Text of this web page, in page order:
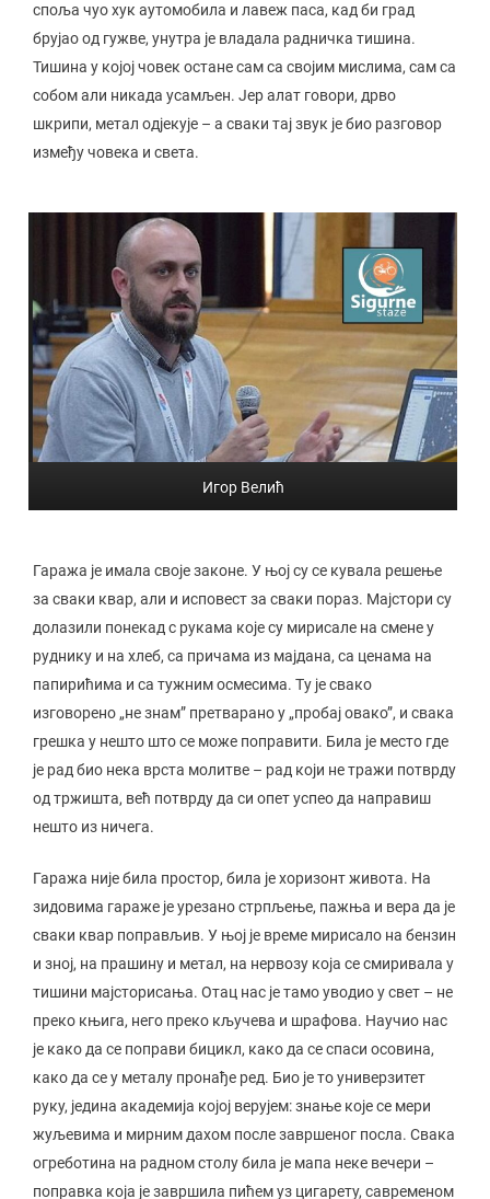
споља чуо хук аутомобила и лавеж паса, кад би град
брујао од гужве, унутра је владала радничка тишина.
Тишина у којој човек остане сам са својим мислима, сам са
собом али никада усамљен. Јер алат говори, дрво
шкрипи, метал одјекује – а сваки тај звук је био разговор
између човека и света.
Игор Велић
Гаража је имала своје законе. У њој су се кувала решење
за сваки квар, али и исповест за сваки пораз. Мајстори су
долазили понекад с рукама које су мирисале на смене у
руднику и на хлеб, са причама из мајдана, са ценама на
папирићима и са тужним осмесима. Ту је свако
изговорено „не знам” претварано у „пробај овако”, и свака
грешка у нешто што се може поправити. Била је место где
је рад био нека врста молитве – рад који не тражи потврду
од тржишта, већ потврду да си опет успео да направиш
нешто из ничега.
Гаража није била простор, била је хоризонт живота. На
зидовима гараже је урезано стрпљење, пажња и вера да је
сваки квар поправљив. У њој је време мирисало на бензин
и зној, на прашину и метал, на нервозу која се смиривала у
тишини мајсторисања. Отац нас је тамо уводио у свет – не
преко књига, него преко кључева и шрафова. Научио нас
је како да се поправи бицикл, како да се спаси осовина,
како да се у металу пронађе ред. Био је то универзитет
руку, једина академија којој верујем: знање које се мери
жуљевима и мирним дахом после завршеног посла. Свака
огреботина на радном столу била је мапа неке вечери –
поправка која је завршила пићем уз цигарету, савременом